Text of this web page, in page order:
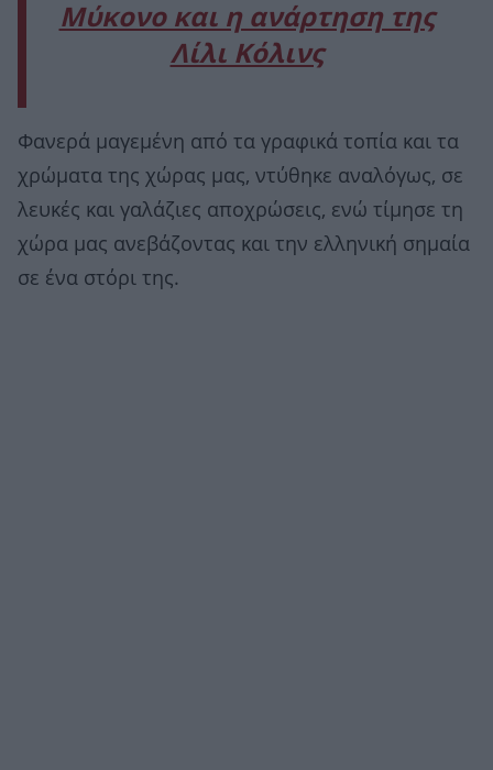
Μύκονο και η ανάρτηση της
Λίλι Κόλινς
Φανερά μαγεμένη από τα γραφικά τοπία και τα
χρώματα της χώρας μας, ντύθηκε αναλόγως, σε
λευκές και γαλάζιες αποχρώσεις, ενώ τίμησε τη
χώρα μας ανεβάζοντας και την ελληνική σημαία
σε ένα στόρι της.